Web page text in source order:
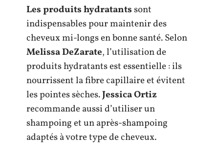
Les produits hydratantssont
indispensables pour maintenir des
cheveux mi-longs en bonne santé. Selon
Melissa DeZarate, l’utilisation de
produits hydratants est essentielle : ils
nourrissent la fibre capillaire et évitent
les pointes sèches.Jessica Ortiz
recommande aussi d’utiliser un
shampoing et un après-shampoing
adaptés à votre type de cheveux.